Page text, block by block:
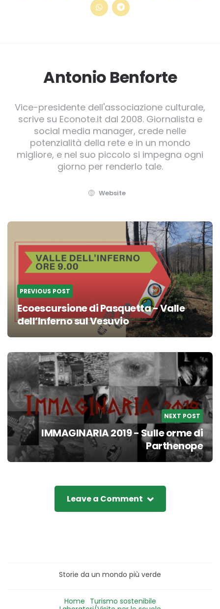
Antonio Benforte
Vice-presidente dell'associazione culturale,
scrive su Econote.it dal 2008. Giornalista e
social media manager, crede nelle
potenzialità della rete e in un mondo
migliore, e nel suo piccolo si impegna ogni
giorno per renderlo tale.
Website
Post
navigation
PREVIOUS POST
Ecoescursione di Pasquetta - Valle
dell’Inferno sul Vesuvio
NEXT POST
IMMAGINARIA 2019 - Sulle orme di
Parthenope
Leave a Comment
Storie da un mondo più verde
Home Turismo sostenibile